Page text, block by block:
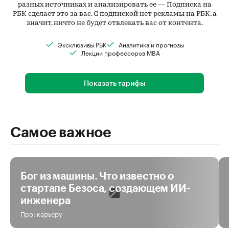
разных источниках и анализировать ее — Подписка на
РБК сделает это за вас. С подпиской нет рекламы на РБК, а
значит, ничто не будет отвлекать вас от контента.
Эксклюзивы РБК
Аналитика и прогнозы
Лекции профессоров MBA
Показать тарифы
Самое важное
Бог из машины. Что известно о
стартапе Безоса, создающем ИИ-
инженера
Про: карьеру